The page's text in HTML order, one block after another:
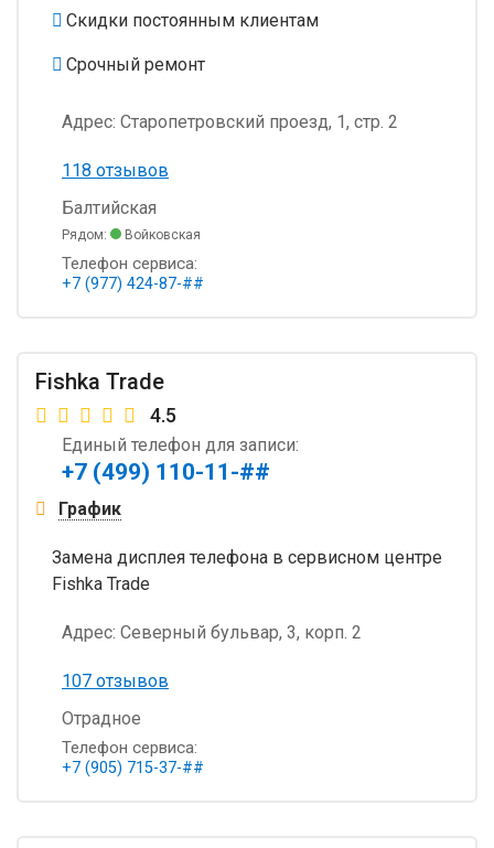
Скидки постоянным клиентам
Срочный ремонт
Адрес: Старопетровский проезд, 1, стр. 2
118 отзывов
Балтийская
Рядом: Войковская
Телефон сервиса:
+7 (977) 424-87-##
Fishka Trade
4.5
Единый телефон для записи:
+7 (499) 110-11-##
График
Замена дисплея телефона в сервисном центре
Fishka Trade
Адрес: Северный бульвар, 3, корп. 2
107 отзывов
Отрадное
Телефон сервиса:
+7 (905) 715-37-##